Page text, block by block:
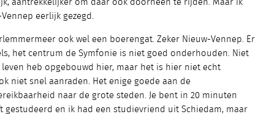
aantrekkelijker om daar ook doorheen te rijden. Maar ik
eerlijk gezegd.
ook wel een boerengat. Zeker Nieuw-Vennep. Er
het centrum de Symfonie is niet goed onderhouden. Niet
heb opgebouwd hier, maar het is hier niet echt
niet snel aanraden. Het enige goede aan de
naar de grote steden. Je bent in 20 minuten
gestudeerd en ik had een studievriend uit Schiedam, maar